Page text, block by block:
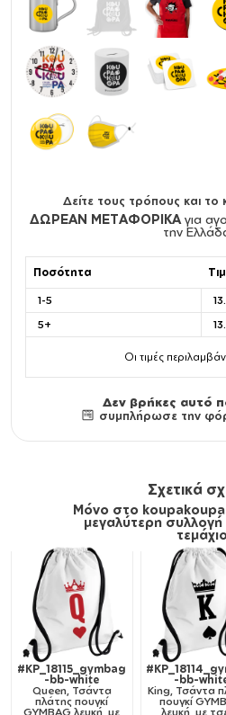
Δείτε τους τρόπους και
ΔΩΡΕΑΝ ΜΕΤΑΦΟΡΙΚΑ για
την
Ποσότητα
1-5
5+
Οι τιμές
Δεν βρήκες αυτό
συμπλήρωσε την
Σχετικά
Μόνο στο
μεγαλύτερη
τεμάχιο
#KP_18115_gymbag
-bb-white
Queen, Τσάντα
πλάτης πουγκί
GYMBAG λευκή, με
-bb-
King, Τσάντα
πουγκί
λευκή, με